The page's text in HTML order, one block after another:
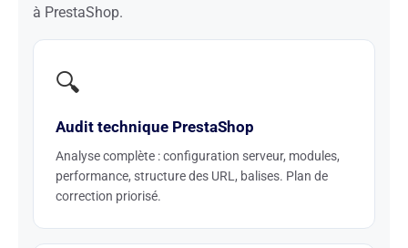
à PrestaShop.
🔍
Audit technique PrestaShop
Analyse complète : configuration serveur, modules,
performance, structure des URL, balises. Plan de
correction priorisé.